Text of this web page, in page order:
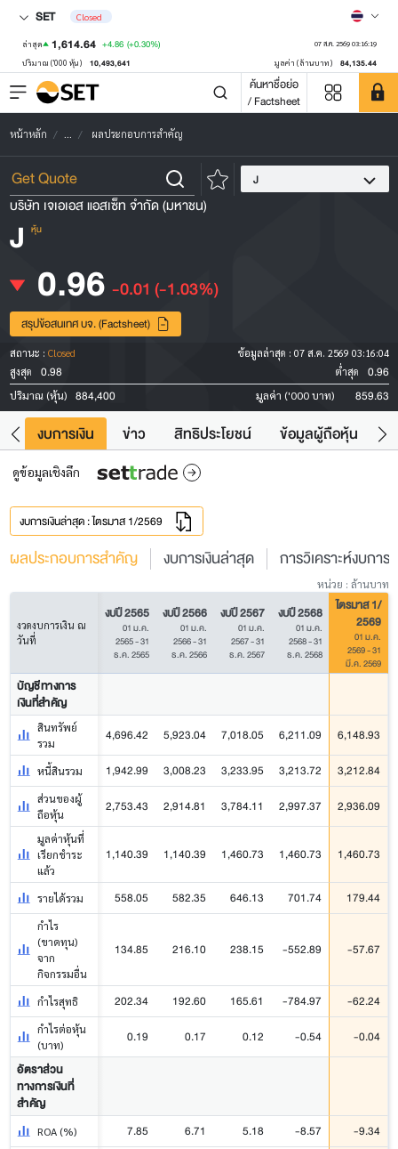
SET Closed
ล่าสุด 1,614.64 +4.86 (+0.30%) 07 ส.ค. 2569 03:16:19
ปริมาณ ('000 หุ้น) 10,493,641 มูลค่า (ล้านบาท) 84,135.44
ค้นหาชื่อย่อ
/ Factsheet
หน้าหลัก ... ผลประกอบการสำคัญ
J
บริษัท เจเอเอส แอสเซ็ท จำกัด (มหาชน)
J หุ้น
0.96 -0.01 (-1.03%)
สรุปข้อสนเทศ บจ. (Factsheet)
สถานะ : Closed ข้อมูลล่าสุด : 07 ส.ค. 2569 03:16:04
สูงสุด
0.98 ต่ำสุด 0.96
ปริมาณ (หุ้น) 884,400 มูลค่า ('000 บาท) 859.63
งบการเงิน ข่าว สิทธิประโยชน์ ข้อมูลผู้ถือหุ้น
ดูข้อมูลเชิงลึก
งบการเงินล่าสุด : ไตรมาส 1/2569
ผลประกอบการสำคัญ งบการเงินล่าสุด การวิเคราะห์งบการ
หน่วย : ล้านบาท
งวดงบการเงิน ณ
วันที่
งบปี 2565
01 ม.ค.
2565 - 31
ธ.ค. 2565
งบปี 2566
01 ม.ค.
2566 - 31
ธ.ค. 2566
งบปี 2567
01 ม.ค.
2567 - 31
ธ.ค. 2567
งบปี 2568
01 ม.ค.
2568 - 31
ธ.ค. 2568
ไตรมาส 1/
2569
01 ม.ค.
2569 - 31
มี.ค. 2569
บัญชีทางการ
เงินที่สำคัญ
สินทรัพย์
รวม
4,696.42 5,923.04 7,018.05 6,211.09 6,148.93
หนี้สินรวม 1,942.99 3,008.23 3,233.95 3,213.72 3,212.84
ส่วนของผู้
ถือหุ้น
2,753.43 2,914.81 3,784.11 2,997.37 2,936.09
มูลค่าหุ้นที่
เรียกชำระ
แล้ว
1,140.39 1,140.39 1,460.73 1,460.73 1,460.73
รายได้รวม 558.05 582.35 646.13 701.74 179.44
กำไร
(ขาดทุน)
จาก
กิจกรรมอื่น
134.85 216.10 238.15 -552.89 -57.67
กำไรสุทธิ 202.34 192.60 165.61 -784.97 -62.24
กำไรต่อหุ้น
(บาท)
0.19 0.17 0.12 -0.54
-0.04
อัตราส่วน
ทางการเงินที่
สำคัญ
ROA (%) 7.85 6.71 5.18 -8.57 -9.34